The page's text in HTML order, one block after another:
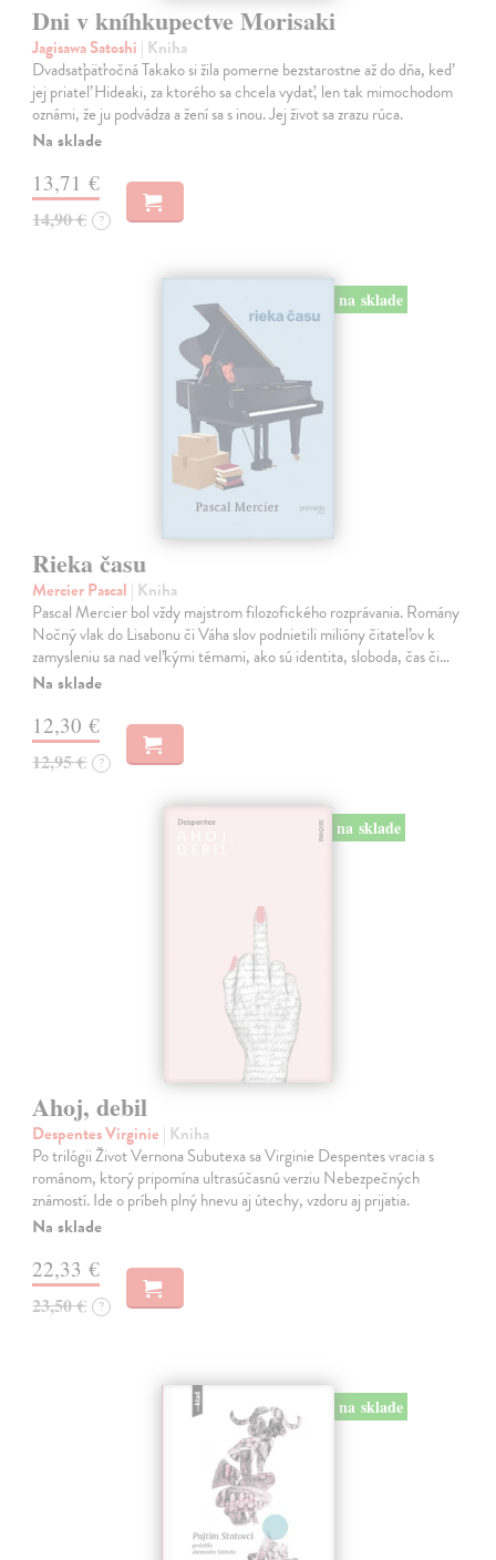
Dni v kníhkupectve Morisaki
Jagisawa Satoshi | Kniha
Dvadsaťpäťročná Takako si žila pomerne bezstarostne až do dňa, keď
jej priateľ Hideaki, za ktorého sa chcela vydať, len tak mimochodom
oznámi, že ju podvádza a žení sa s inou. Jej život sa zrazu rúca.
Na sklade
13,71 €
14,90 € ?
na sklade
Rieka času
Mercier Pascal | Kniha
Pascal Mercier bol vždy majstrom filozofického rozprávania. Romány
Nočný vlak do Lisabonu či Váha slov podnietili milióny čitateľov k
zamysleniu sa nad veľkými témami, ako sú identita, sloboda, čas či…
Na sklade
12,30 €
12,95 € ?
na sklade
Ahoj, debil
Despentes Virginie | Kniha
Po trilógii Život Vernona Subutexa sa Virginie Despentes vracia s
románom, ktorý pripomína ultrasúčasnú verziu Nebezpečných
známostí. Ide o príbeh plný hnevu aj útechy, vzdoru aj prijatia.
Na sklade
22,33 €
23,50 € ?
na sklade